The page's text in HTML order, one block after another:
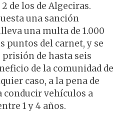
de los de Algeciras.
una sanción
una multa de 1.000
puntos del carnet, y se
de hasta seis
de la comunidad de
caso, a la pena de
conducir vehículos a
1 y 4 años.